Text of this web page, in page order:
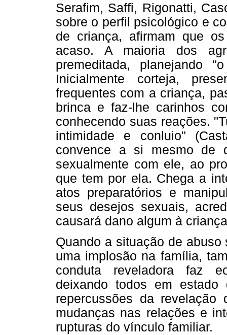
Serafim, Saffi, Rigonatti,
sobre o perfil psicológico e
de criança, afirmam que
acaso. A maioria dos
premeditada, planejando
Inicialmente corteja,
frequentes com a criança,
brinca e faz-lhe carinhos
conhecendo suas reações.
intimidade e conluio"
convence a si mesmo de
sexualmente com ele, ao
que tem por ela. Chega a
atos preparatórios e
seus desejos sexuais,
causará dano algum à
Quando a situação de
uma implosão na família,
conduta reveladora faz
deixando todos em estado
repercussões da revelação
mudanças nas relações e
rupturas do vínculo familiar.